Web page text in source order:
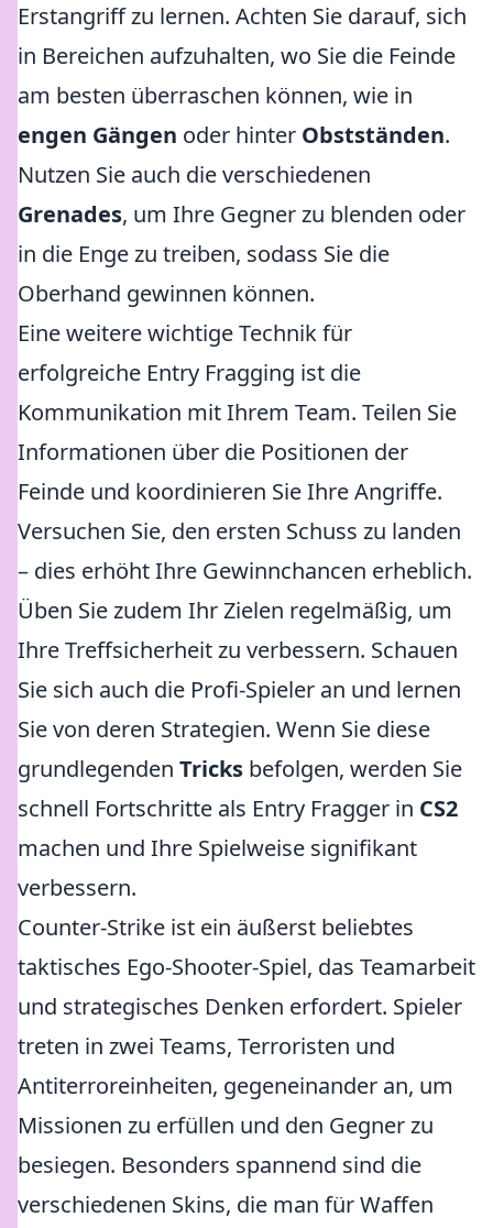
Erstangriff zu lernen. Achten Sie darauf, sich
in Bereichen aufzuhalten, wo Sie die Feinde
am besten überraschen können, wie in
engen Gängen oder hinter Obstständen.
Nutzen Sie auch die verschiedenen
Grenades, um Ihre Gegner zu blenden oder
in die Enge zu treiben, sodass Sie die
Oberhand gewinnen können.
Eine weitere wichtige Technik für
erfolgreiche Entry Fragging ist die
Kommunikation mit Ihrem Team. Teilen Sie
Informationen über die Positionen der
Feinde und koordinieren Sie Ihre Angriffe.
Versuchen Sie, den ersten Schuss zu landen
– dies erhöht Ihre Gewinnchancen erheblich.
Üben Sie zudem Ihr Zielen regelmäßig, um
Ihre Treffsicherheit zu verbessern. Schauen
Sie sich auch die Profi-Spieler an und lernen
Sie von deren Strategien. Wenn Sie diese
grundlegenden Tricks befolgen, werden Sie
schnell Fortschritte als Entry Fragger in CS2
machen und Ihre Spielweise signifikant
verbessern.
Counter-Strike ist ein äußerst beliebtes
taktisches Ego-Shooter-Spiel, das Teamarbeit
und strategisches Denken erfordert. Spieler
treten in zwei Teams, Terroristen und
Antiterroreinheiten, gegeneinander an, um
Missionen zu erfüllen und den Gegner zu
besiegen. Besonders spannend sind die
verschiedenen Skins, die man für Waffen